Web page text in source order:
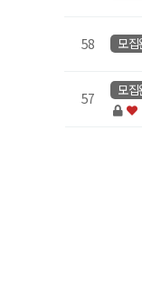
58 모
57 모